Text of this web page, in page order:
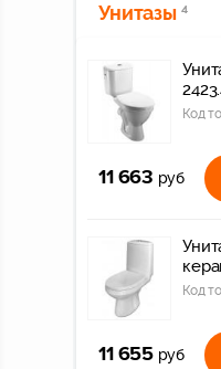
Унитазы 4
Код
11 663 руб
Код
11 655 руб